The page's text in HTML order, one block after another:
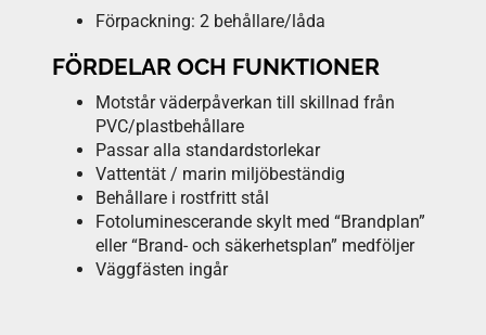
Förpackning: 2 behållare/låda
FÖRDELAR OCH FUNKTIONER
Motstår väderpåverkan till skillnad från
PVC/plastbehållare
Passar alla standardstorlekar
Vattentät / marin miljöbeständig
Behållare i rostfritt stål
Fotoluminescerande skylt med “Brandplan”
eller “Brand- och säkerhetsplan” medföljer
Väggfästen ingår